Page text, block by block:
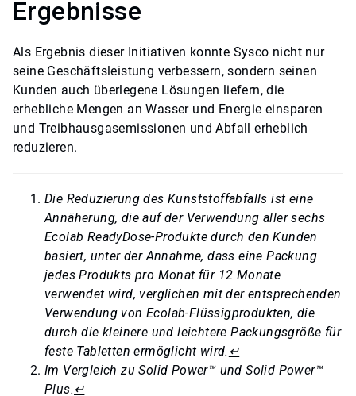
Ergebnisse
Als Ergebnis dieser Initiativen konnte Sysco nicht nur
seine Geschäftsleistung verbessern, sondern seinen
Kunden auch überlegene Lösungen liefern, die
erhebliche Mengen an Wasser und Energie einsparen
und Treibhausgasemissionen und Abfall erheblich
reduzieren.
Die Reduzierung des Kunststoffabfalls ist eine
Annäherung, die auf der Verwendung aller sechs
Ecolab ReadyDose-Produkte durch den Kunden
basiert, unter der Annahme, dass eine Packung
jedes Produkts pro Monat für 12 Monate
verwendet wird, verglichen mit der entsprechenden
Verwendung von Ecolab-Flüssigprodukten, die
durch die kleinere und leichtere Packungsgröße für
feste Tabletten ermöglicht wird. ↵
Im Vergleich zu Solid Power™ und Solid Power™
Plus. ↵